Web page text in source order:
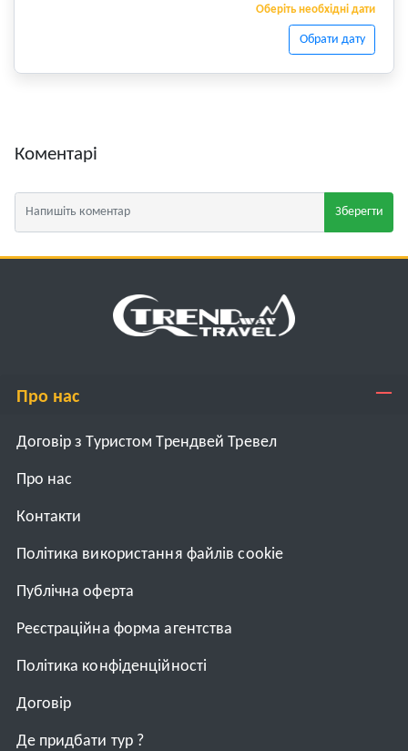
Оберіть необхідні дати
Обрати дату
Коментарі
Зберегти
Про нас
Договір з Туристом Трендвей Тревел
Про нас
Контакти
Політика використання файлів cookie
Публічна оферта
Реєстраційна форма агентства
Політика конфіденційності
Договiр
Де придбати тур ?